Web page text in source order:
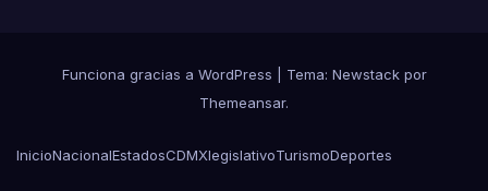
Funciona gracias a WordPress Tema: Newstackpor
Themeansar.
InicioNacionalEstadosCDMXlegislativoTurismoDeportes